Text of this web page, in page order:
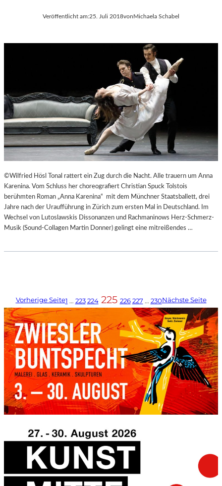
Veröffentlicht am:25. Juli 2018vonMichaela Schabel
©Wilfried Hösl Tonal rattert ein Zug durch die Nacht. Alle trauern um Anna
Karenina. Vom Schluss her choreografiert Christian Spuck Tolstois
berühmten Roman „Anna Karenina“ mit dem Münchner Staatsballett, drei
Jahre nach der Uraufführung in Zürich zum ersten Mal in Deutschland. Im
Wechsel von Lutoslawskis Dissonanzen und Rachmaninows Herz-Schmerz-
Musik (Sound-Collagen Martin Donner) gelingt eine mitreißendes …
Vorherige Seite1 … 223 224 225 226 227 … 230Nächste Seite